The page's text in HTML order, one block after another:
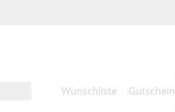
Wunschliste Gutschein